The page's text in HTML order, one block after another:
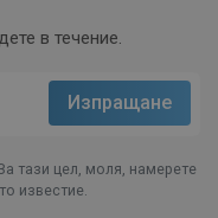
в течение.
тази цел, моля, намерете
известие.